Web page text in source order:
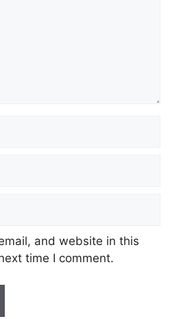
and website in this
time I comment.